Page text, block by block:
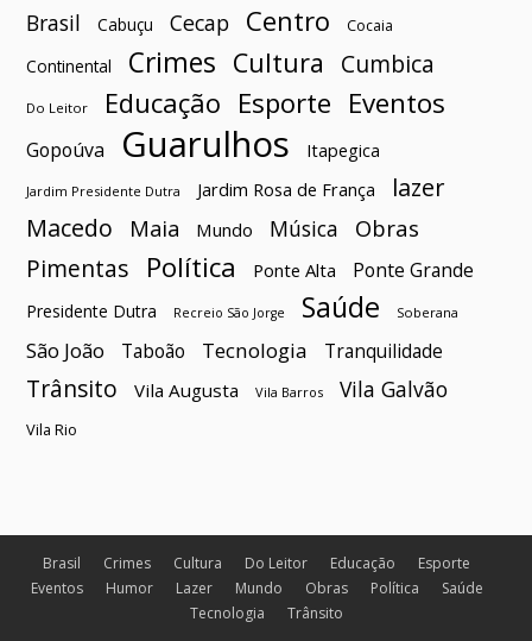
Brasil Cabuçu Cecap Centro Cocaia
Continental Crimes Cultura Cumbica
Do Leitor Educação Esporte Eventos
Gopoúva Guarulhos Itapegica
Jardim Presidente Dutra Jardim Rosa de França
lazer
Macedo
Maia Mundo Música Obras
Pimentas Política Ponte Alta Ponte Grande
Presidente Dutra Recreio São Jorge Saúde Soberana
São João Taboão Tecnologia Tranquilidade
Trânsito Vila Augusta Vila Barros Vila Galvão
Vila Rio
Brasil Crimes Cultura Do Leitor Educação
Esporte
Eventos
Humor Lazer Mundo Obras Política
Saúde
Tecnologia
Trânsito